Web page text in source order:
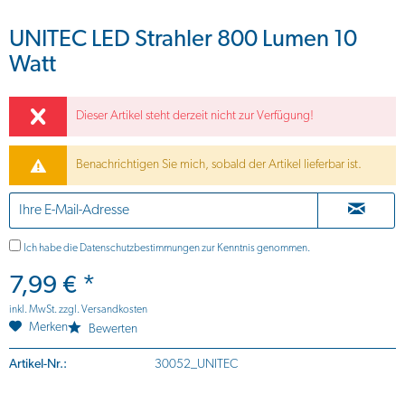
UNITEC LED Strahler 800 Lumen 10
Watt
Dieser Artikel steht derzeit nicht zur Verfügung!
Benachrichtigen Sie mich, sobald der Artikel lieferbar ist.
Ich habe die Datenschutzbestimmungenzur Kenntnis genommen.
7,99 € *
inkl. MwSt.zzgl. Versandkosten
Merken Bewerten
Artikel-Nr.: 30052_UNITEC